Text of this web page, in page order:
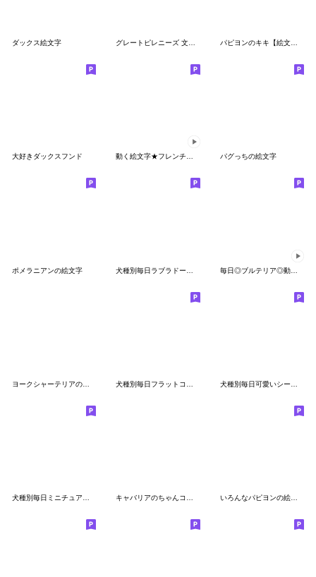
ダックス絵文字 パピヨンのキキ【絵文字】
大好きダックスフンド 動く絵文字★フレンチブル.ボストンテリア) パグっちの絵文字
ポメラニアンの絵文字 毎日◎ブルテリア◎動く絵文字
犬種別毎日ミニチュアダックスフンド絵文字 キャバリアのちゃんココ。実写版。絵文字 いろんなパピヨンの絵文字